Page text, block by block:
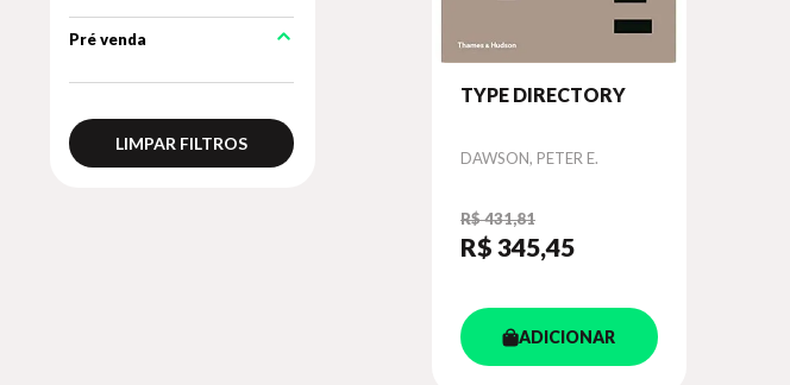
Pré venda
LIMPAR FILTROS
TYPE DIRECTORY
Autor
DAWSON, PETER E.
R$ 431,81
R$ 345,45
ADICIONAR